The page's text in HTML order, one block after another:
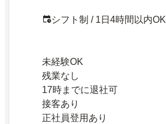
シフト制 / 1日4時間以内OK
未経験OK
残業なし
17時までに退社可
接客あり
正社員登用あり